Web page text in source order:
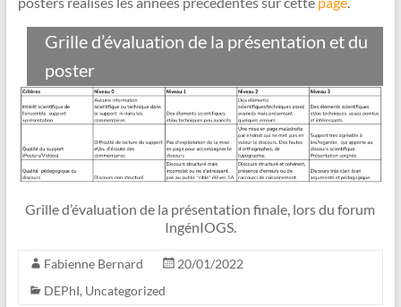
Grille d’évaluation de la présentation et du
poster
Grille d’évaluation de la présentation finale, lors du forum
IngénIOGS.
Fabienne Bernard
20/01/2022
DEPhI, Uncategorized